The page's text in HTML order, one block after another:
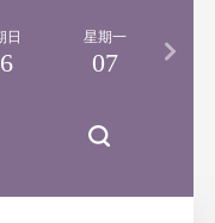
日 星期一
07